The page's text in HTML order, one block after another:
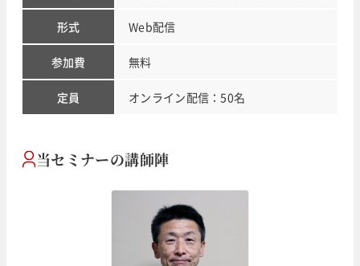
形式 Web配信
参加費 無料
定員 オンライン配信：50名
当セミナーの講師陣